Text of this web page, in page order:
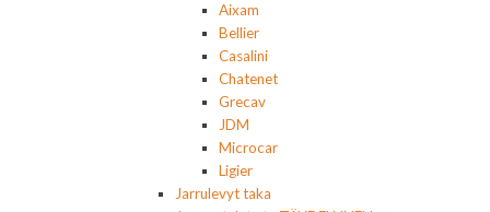
Aixam
Bellier
Casalini
Chatenet
Grecav
JDM
Microcar
Ligier
Jarrulevyt taka